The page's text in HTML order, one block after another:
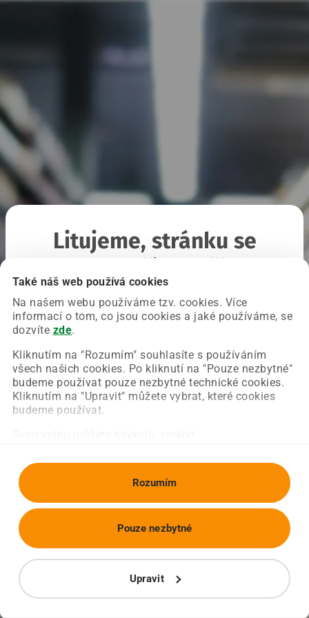
Také náš web používá cookies
Na našem webu používáme tzv. cookies. Více
informací o tom, co jsou cookies a jaké používáme, se
dozvíte zde.
Kliknutím na "Rozumím" souhlasíte s používáním
všech našich cookies. Po kliknutí na "Pouze nezbytné"
budeme používat pouze nezbytné technické cookies.
Kliknutím na "Upravit" můžete vybrat, které cookies
budeme používat.
Rozumím
Upravit
Pouze nezbytné
Litujeme, stránku se
Chyba nastala na naší straně a už ji opravujeme.
Zkuste prosím znovu načíst požadovanou stránku.
Obnovit stránku Úvodní strana